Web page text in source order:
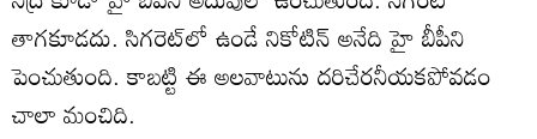
తాగకూడదు. సిగరెట్‌లో ఉండే నికోటిన్ అనేది హై బీపీని
పెంచుతుంది. కాబట్టి ఈ అలవాటును దరిచేరనీయకపోవడం
చాలా మంచిది.